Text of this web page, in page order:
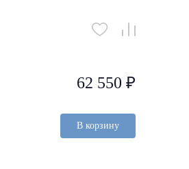
62 550 ₽
В корзину